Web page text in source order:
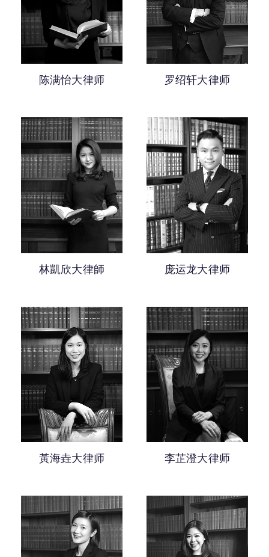
陈满怡大律师 罗绍轩大律师
林凱欣大律師 庞运龙大律师
黃海垚大律师 李芷澄大律师